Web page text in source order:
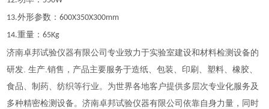
13.外形参数：600X350X300mm
14.重量：65Kg
济南卓邦试验仪器有限公司专业致力于实验室建设和材料检测设备的
研发. 生产.销售，产品主要服务于造纸、包装、印刷、塑料、橡胶、
食品、制药、纺织等行业。为世界各地客户提供多层次专业化服务及
多种精密检测设备。济南卓邦试验仪器有限公司依靠自身力量，同时